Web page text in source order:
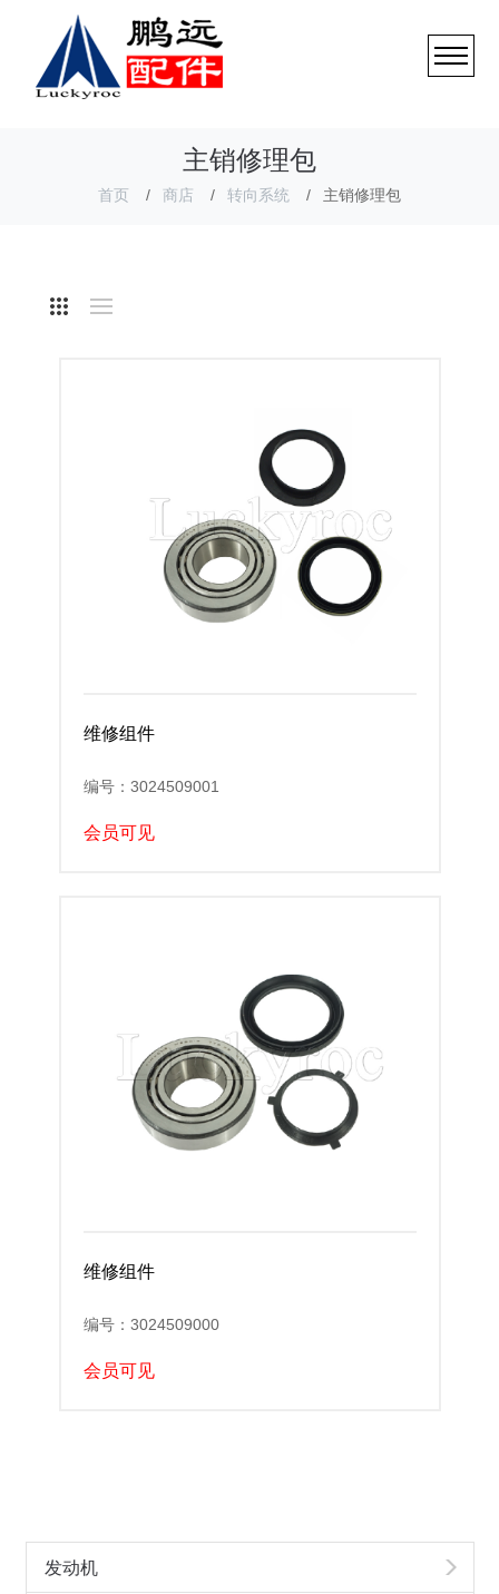
主销修理包
首页 商店 转向系统 主销修理包
发动机
维修组件
编号：3024509001
会员可见
维修组件
编号：3024509000
会员可见